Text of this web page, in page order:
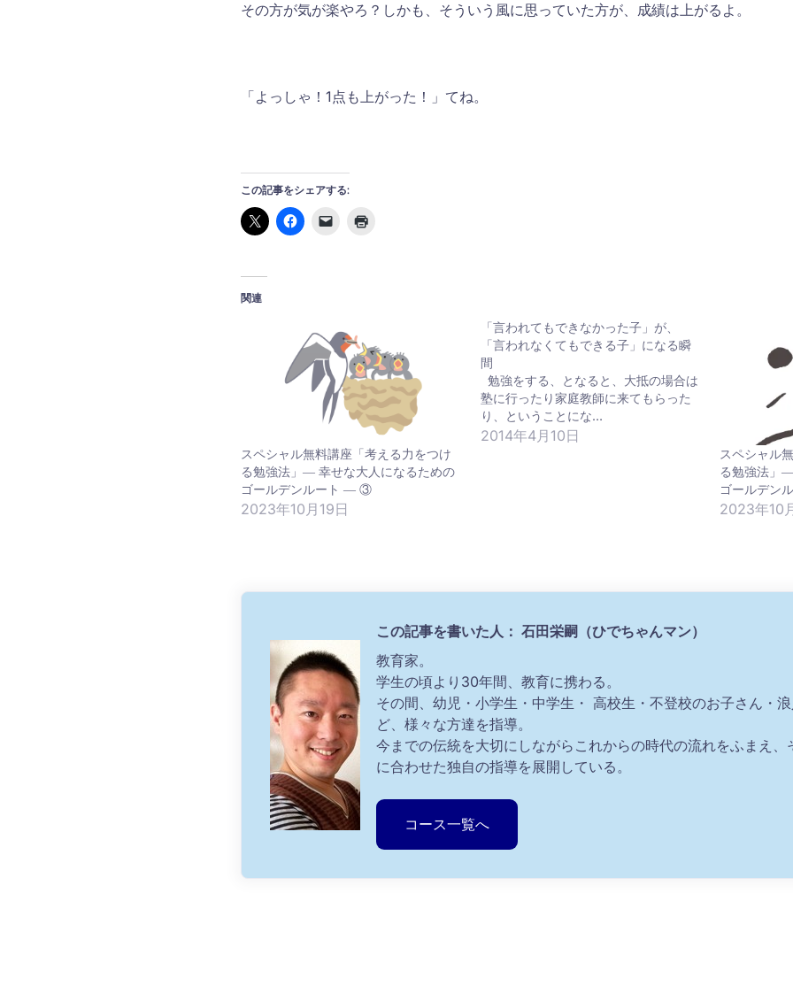
その方が気が楽やろ？しかも、そういう風に思っていた方が、成績は上がるよ。
「よっしゃ！1点も上がった！」てね。
この記事をシェアする:
関連
スペシャル無料講座「考える力をつけ
る勉強法」― 幸せな大人になるための
ゴールデンルート ― ③
2023年10月19日
「言われてもできなかった子」が、
「言われなくてもできる子」になる瞬
間
勉強をする、となると、大抵の場合は
塾に行ったり家庭教師に来てもらった
り、ということにな…
2014年4月10日
スペシャル
る勉強法」
ゴールデン
2023年10
この記事を書いた人： 石田栄嗣（ひでちゃんマン）
教育家。
学生の頃より30年間、教育に携わる。
その間、幼児・小学生・中学生・ 高校生・不登校のお子さん・
ど、様々な方達を指導。
今までの伝統を大切にしながらこれからの時代の流れをふまえ、
に合わせた独自の指導を展開している。
コース一覧へ